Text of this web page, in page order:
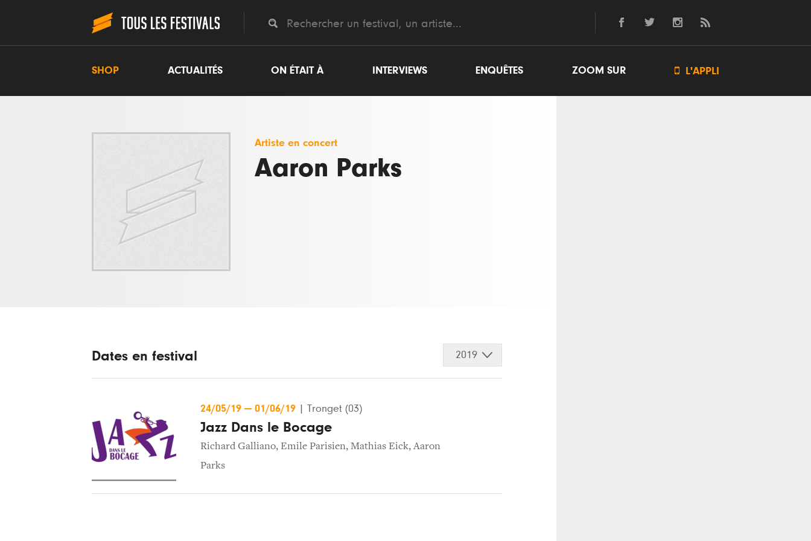
SHOP ACTUALITÉS ON ÉTAIT À INTERVIEWS ENQUÊTES ZOOM SUR  L'APPLI
Artiste en concert
Aaron Parks
Dates en festival 2019
24/05/19 — 01/06/19 Tronget (03)
Jazz Dans le Bocage
Richard Galliano, Emile Parisien, Mathias Eick,Aaron
Parks